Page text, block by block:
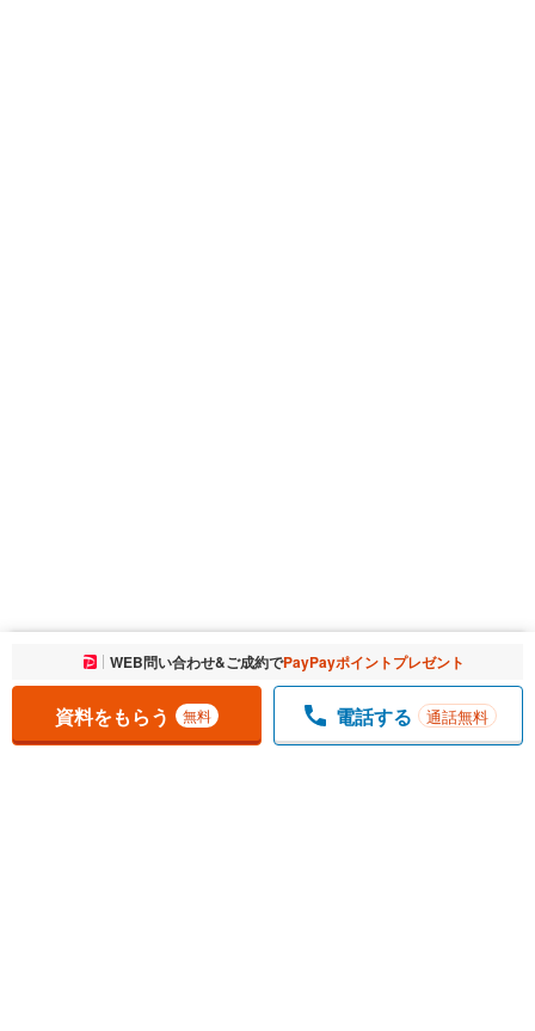
お気に入りに追加しました。 一覧を開く
WEB問い合わせ&ご成約でPayPayポイントプレゼント
資料をもらう 無料 電話する 通話無料